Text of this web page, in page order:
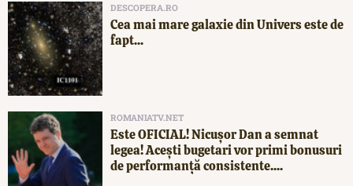
DESCOPERA.RO
Cea mai mare galaxie din Univers este de
fapt...
ROMANIATV.NET
Este OFICIAL! Nicușor Dan a semnat
legea! Acești bugetari vor primi bonusuri
de performanță consistente....